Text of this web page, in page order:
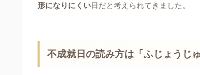
形になりにくい日だと考えられてきました。
不成就日の読み方は「ふじょうじ